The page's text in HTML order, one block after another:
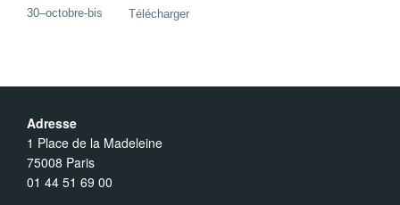
30–octobre-bis Télécharger
Adresse
1 Place de la Madeleine
75008 Paris
01 44 51 69 00